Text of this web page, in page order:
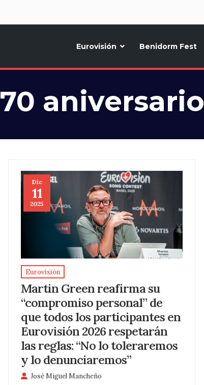
Eurovisión Benidorm Fest
70 aniversario
Dic
11
2025
Eurovisión
Martin Green reafirma su
“compromiso personal” de
que todos los participantes en
Eurovisión 2026 respetarán
las reglas: “No lo toleraremos
y lo denunciaremos”
José Miguel Mancheño